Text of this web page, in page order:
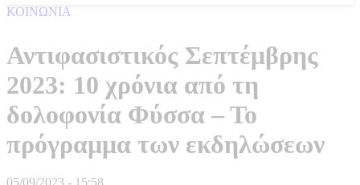
ΚΟΙΝΩΝΙΑ
Αντιφασιστικός Σεπτέμβρης
2023: 10 χρόνια από τη
δολοφονία Φύσσα – Το
πρόγραμμα των εκδηλώσεων
05/09/2023 - 15:58